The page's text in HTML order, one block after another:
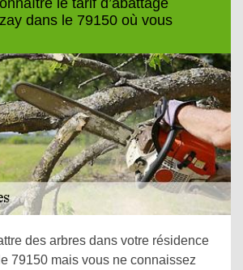
dans le 79150 où vous
des arbres dans votre résidence
79150 mais vous ne connaissez